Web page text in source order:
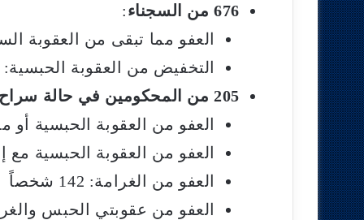
676 من السجناء
:
العفو مما تبقى من العقوبة
التخفيض من العقوبة الحبسية: 667 نزيلاً
205 من المحكومين في حالة سراح
العفو من العقوبة الحبسية أو مما
العفو من العقوبة الحبسية مع إبقاء
العفو من الغرامة: 142 شخصاً
العفو من عقوبتي الحبس والغرامة